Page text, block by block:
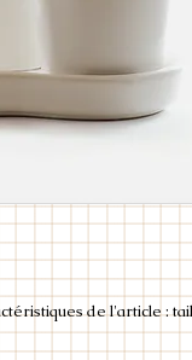
de l'article :